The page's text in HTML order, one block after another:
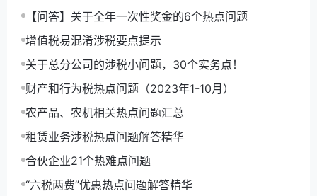
仓储服务属于物流辅助服务，是指利用仓库
货场或者其他场所代客贮放、保管货物的业务活
动。
适用6%的增值税税率。一般纳税人发生仓储
服务的应税行为可以选择适用简易计税方法计税
按照3%的征收率计算缴纳增值税。
政策依据
【问答】关于全年一次性奖金的6个热点问题
增值税易混淆涉税要点提示
关于总分公司的涉税小问题，30个实务点！
财产和行为税热点问题（2023年1-10月）
农产品、农机相关热点问题汇总
租赁业务涉税热点问题解答精华
合伙企业21个热难点问题
“六税两费”优惠热点问题解答精华